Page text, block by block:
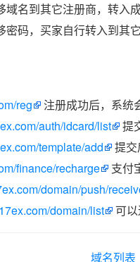
名到其它注册商，转入
码，买家自行转入到其它
reg
注册成功后，系统
auth/idcard/list
提
template/add
提交
finance/recharge
支付
domain/push/
domain/list 可
域名列表